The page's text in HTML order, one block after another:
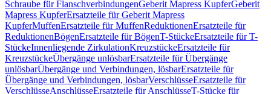
Schraube für FlanschverbindungenGeberit Mapress KupferGeberit
Mapress KupferErsatzteile für Geberit Mapress
KupferMuffenErsatzteile für MuffenReduktionenErsatzteile für
ReduktionenBögenErsatzteile für BögenT-StückeErsatzteile für T-
StückeInnenliegende ZirkulationKreuzstückeErsatzteile für
KreuzstückeÜbergänge unlösbarErsatzteile für Übergänge
unlösbarÜbergänge und Verbindungen, lösbarErsatzteile für
Übergänge und Verbindungen, lösbarVerschlüsseErsatzteile für
VerschlüsseAnschlüsseErsatzteile für AnschlüsseT-Stücke für